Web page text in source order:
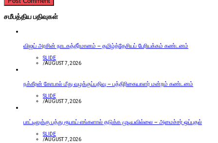
சமீபத்திய பதிவுகள்
விஜய் அரசின் நாடகத்தீர்மானம் – தமிழ்த்தேசியப் பேரியக்கம் கண்டனம்
SLIDE
/AUGUST 7, 2026
நக்கீரன் கோபால் மீது வழக்குப்பதிவு – பத்திரிகையாளர் மன்றம் கண்டனம்
SLIDE
/AUGUST 7, 2026
பாட்டிலுக்கு பத்து ரூபாய் எங்களால் தடுக்க முடியவில்லை – அமைச்சர் ஒப்புதல்
SLIDE
/AUGUST 7, 2026